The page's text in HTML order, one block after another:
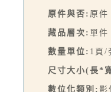
原件與否: 原件
藏品層次: 單件
數量單位: 1頁/
尺寸大小(長*
數位化類別: 影